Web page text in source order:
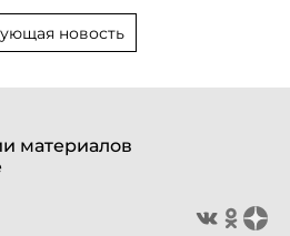
новость
материалов